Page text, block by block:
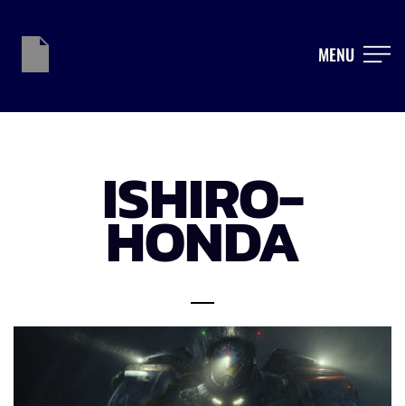
MENU
ISHIRO-
HONDA